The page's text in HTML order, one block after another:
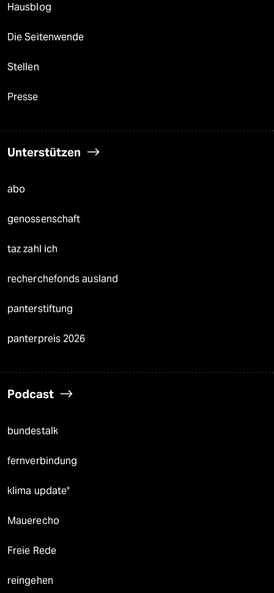
Hausblog
Die Seitenwende
Stellen
Presse
Unterstützen
abo
genossenschaft
taz zahl ich
recherchefonds ausland
panterstiftung
panterpreis 2026
Podcast
bundestalk
fernverbindung
klima update°
Mauerecho
Freie Rede
reingehen